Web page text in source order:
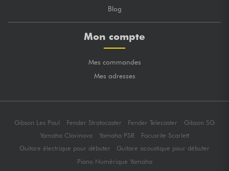
Blog
Mon compte
Mes commandes
Mes adresses
Gibson Les Paul Fender Stratocaster Fender Telecaster
Gibson SG
Yamaha Clavinova
Yamaha PSR
Focusrite Scarlett
Guitare électrique pour débuter
Guitare acoustique pour débuter
Piano Numérique Yamaha